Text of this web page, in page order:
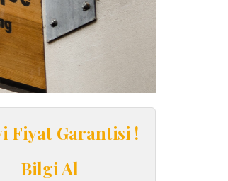
Fiyat Garantisi !
Bilgi Al